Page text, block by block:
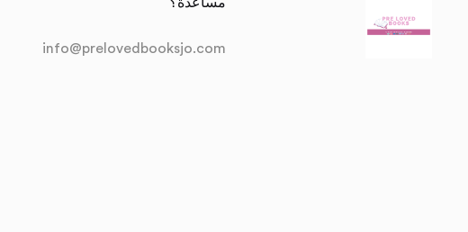
info@prelovedbooksjo.com